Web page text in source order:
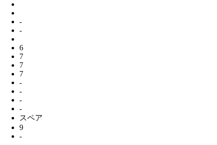
-
-
6
7
7
7
-
-
-
-
スペア
9
-